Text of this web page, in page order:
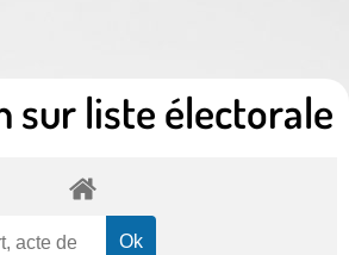
sur liste électorale